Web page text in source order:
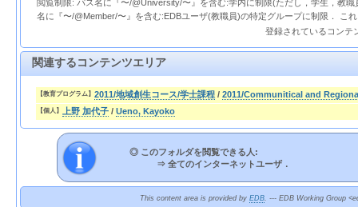
閲覧制限: パス名に『〜/@University/〜』を含む:学内に制限(ただし，学生，教
名に『〜/@Member/〜』を含む:EDBユーザ(教職員)の特定グループに制限． こ
登録されているコンテ
関連するコンテンツエリア
【教育プログラム】 2011/地域創生コース/学士課程 / 2011/Communitical and
【個人】 上野 加代子 / Ueno, Kayoko
◎ このフォルダを閲覧できる人:
⇒ 全てのインターネットユーザ．
This content area is provided by EDB. --- EDB Working Group